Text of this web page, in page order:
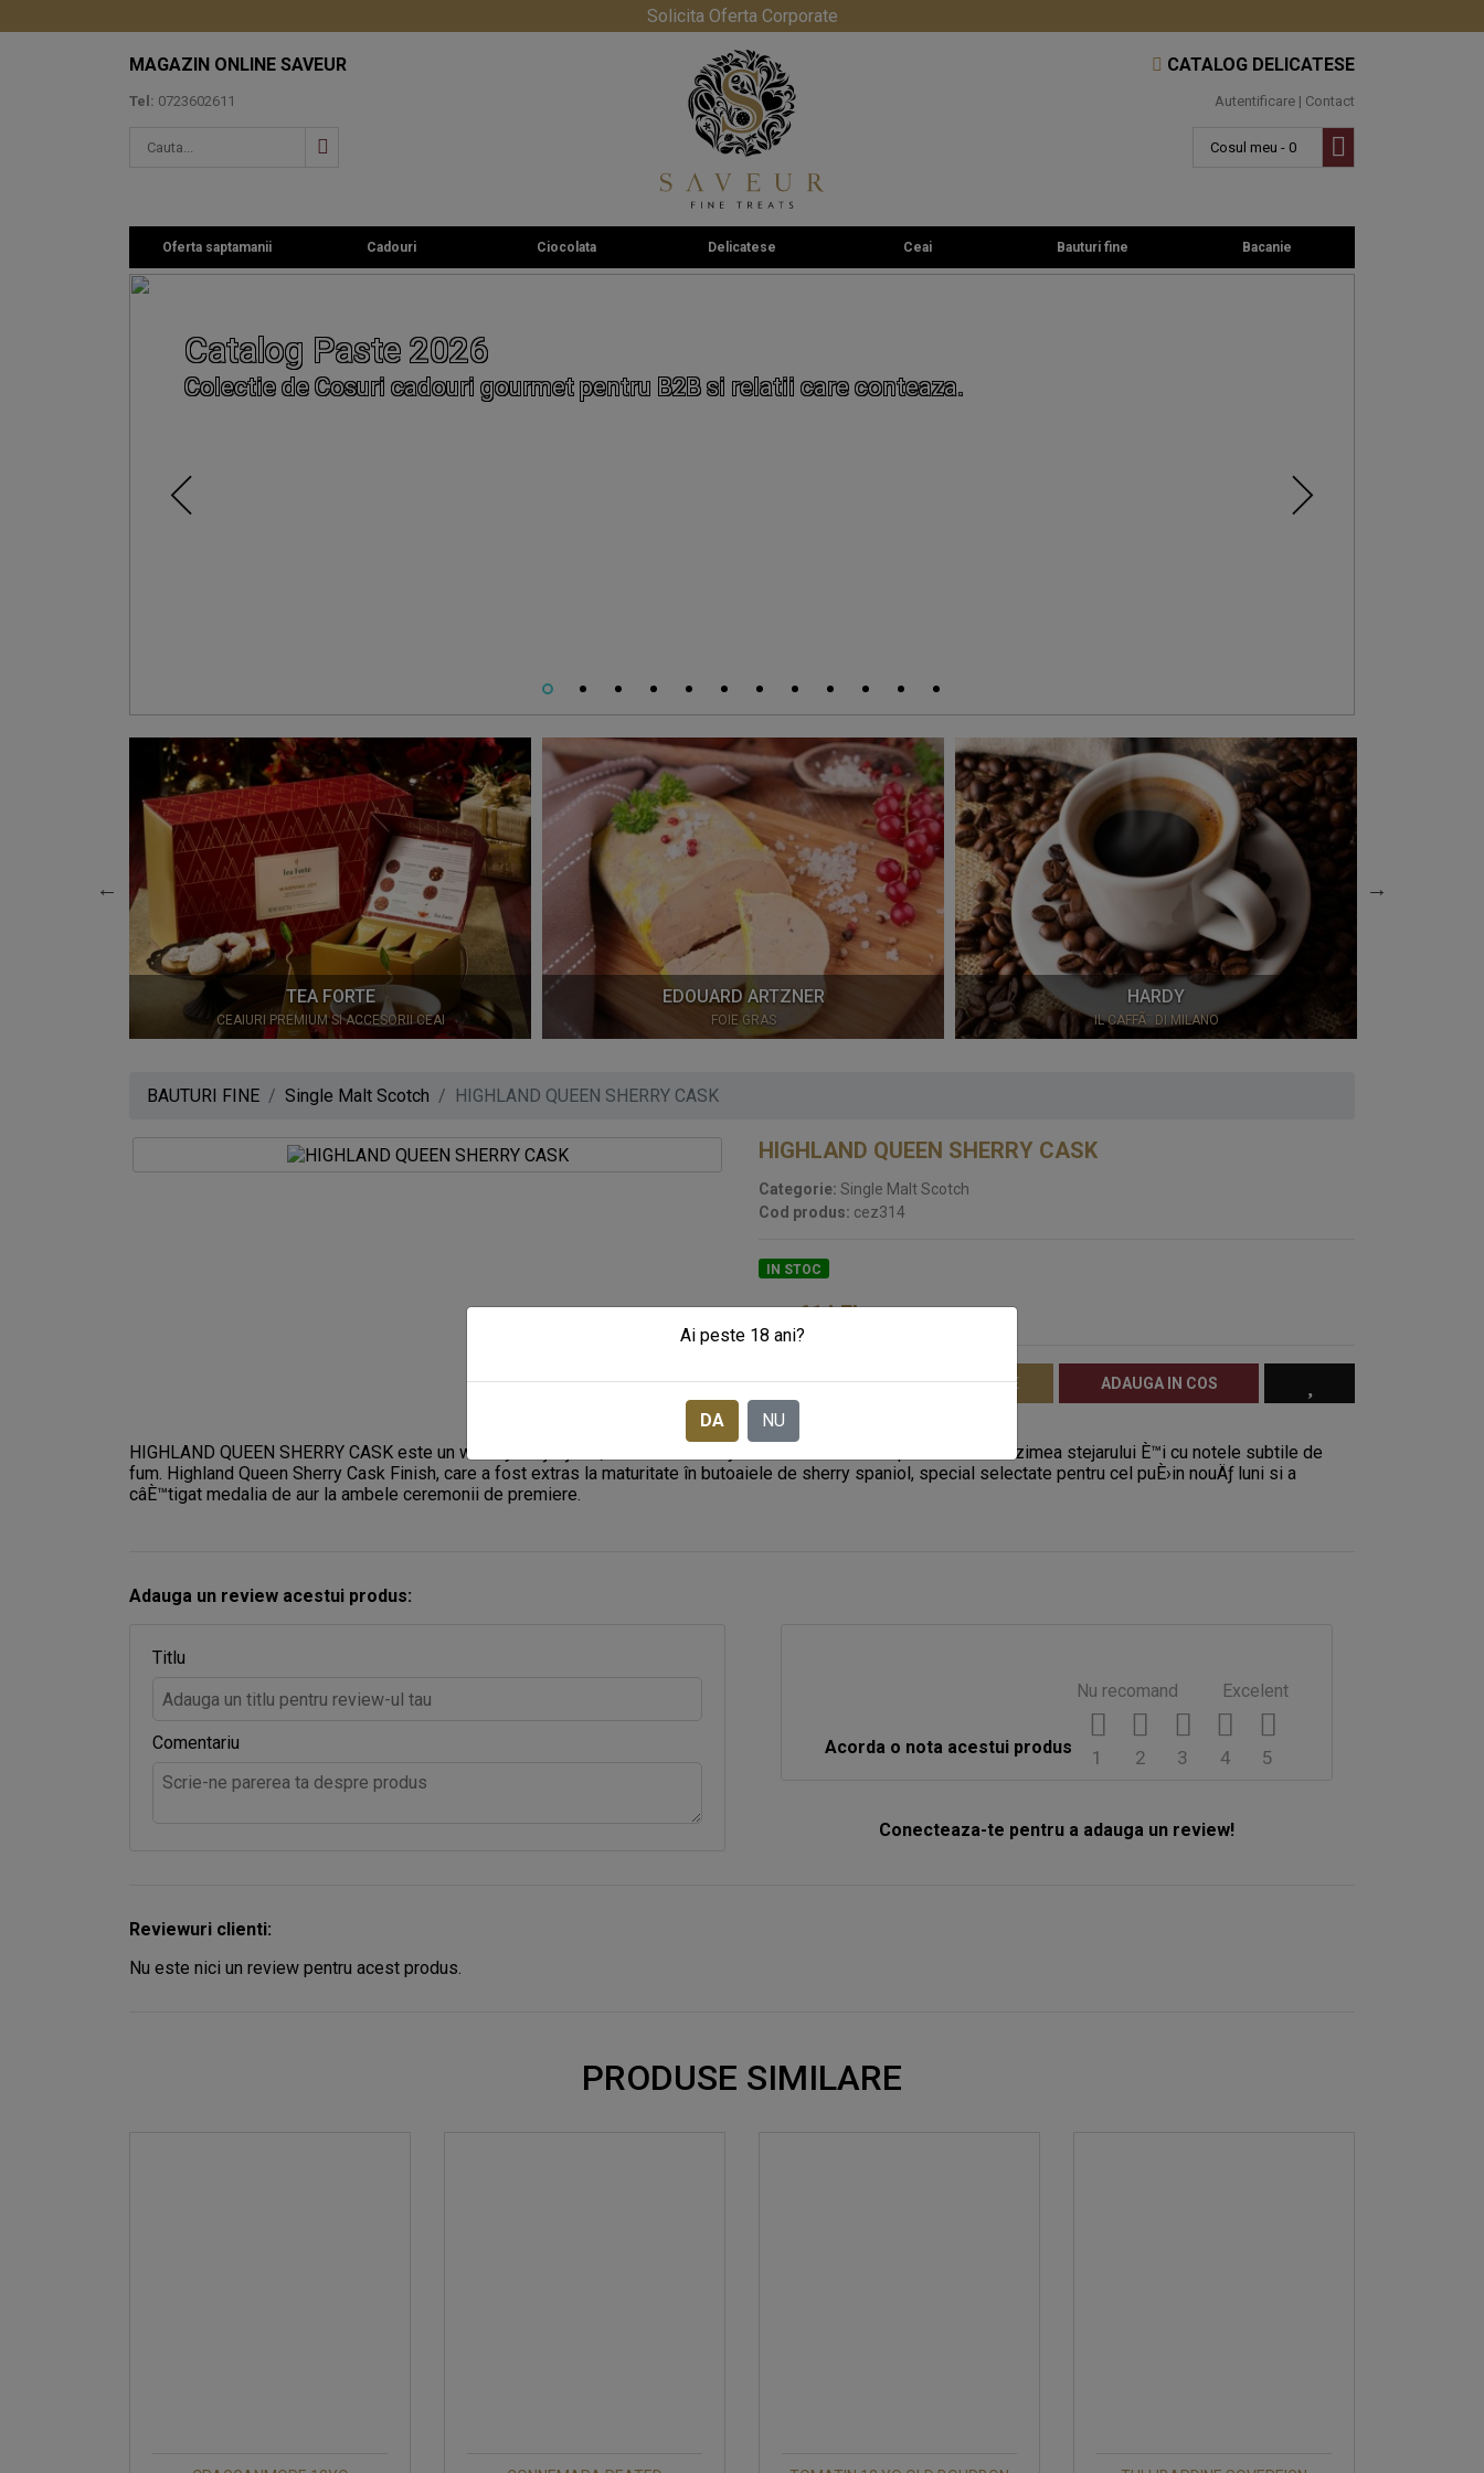
Solicita Oferta Corporate
MAGAZIN ONLINE SAVEUR
Tel: 0723602611
CATALOG DELICATESE
Autentificare | Contact
Cosul meu - 0
Oferta saptamanii Cadouri Ciocolata Delicatese Ceai Bauturi fine Bacanie
Catalog Paste 2026
Colectie de Cosuri cadouri gourmet pentru B2B si relatii care conteaza.
TEA FORTE
CEAIURI PREMIUM SI ACCESORII CEAI
EDOUARD ARTZNER
FOIE GRAS
HARDY
IL CAFFÃ¨ DI MILANO
BAUTURI FINE Single Malt Scotch HIGHLAND QUEEN SHERRY CASK
HIGHLAND QUEEN SHERRY CASK
Categorie: Single Malt Scotch
Cod produs: cez314
IN STOC
61LEI
SOLICITA CADOURI CORPORATE ADAUGA IN COS
HIGHLAND QUEEN SHERRY CASK este un whisky mÄƒtÄƒsos, dulceaÈ›a sherry-ului combinându-se perfect cu netezimea stejarului È™i cu notele subtile de
fum. Highland Queen Sherry Cask Finish, care a fost extras la maturitate în butoaiele de sherry spaniol, special selectate pentru cel puÈ›in nouÄƒ luni si a
câÈ™tigat medalia de aur la ambele ceremonii de premiere.
Adauga un review acestui produs:
Titlu
Comentariu Acorda o nota acestui produs
Nu recomand Excelent
5
4
3
2
1
Conecteaza-te pentru a adauga un review!
Reviewuri clienti:
Nu este nici un review pentru acest produs.
PRODUSE SIMILARE
Ai peste 18 ani?
DA NU